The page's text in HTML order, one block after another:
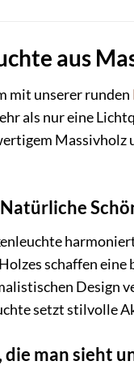
aus
mit unserer runden
als nur eine
Massivholz
schaffen
Design
setzt stilvolle
man sieht